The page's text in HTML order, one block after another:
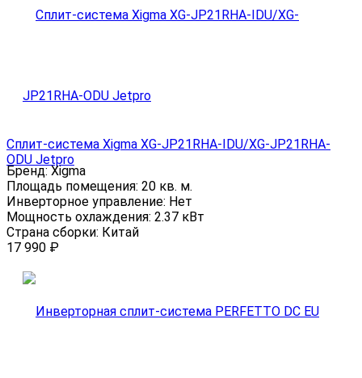
Сплит-система Xigma XG-JP21RHA-IDU/XG-JP21RHA-
ODU Jetpro
Бренд:Xigma
Площадь помещения: 20 кв. м.
Инверторное управление: Нет
Мощность охлаждения: 2.37 кВт
Страна сборки: Китай
17 990 ₽